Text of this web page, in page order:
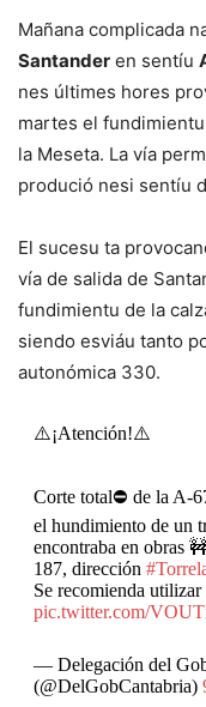
Mañana complicada
Santander en sentíu
nes últimes hores
martes el fundimientu
la Meseta. La vía
produció nesi sentíu
El sucesu ta
vía de salida de
fundimientu de la
siendo esviáu tanto
autonómica 330.
⚠️¡Atención!⚠️
Corte total⛔️ de la A-
el hundimiento de un
encontraba en obras
187, dirección
Se recomienda
pic.twitter.com/
— Delegación del
(@DelGobCantabria)